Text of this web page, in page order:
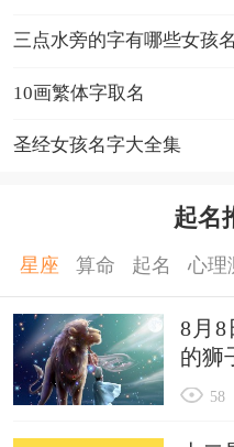
三点水旁的字有哪些女孩
10画繁体字取名
圣经女孩名字大全集
起名
星座 算命 起名 心理
8月8
的狮
58